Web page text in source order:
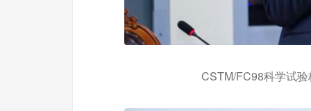
CSTM/FC98科学试